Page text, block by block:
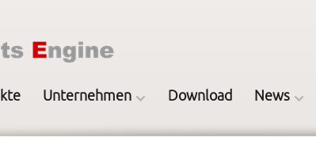
Unternehmen Download News